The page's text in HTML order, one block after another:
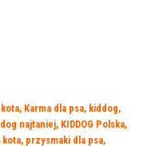
, Karma dla psa, kiddog,
najtaniej, KIDDOG Polska,
kota, przysmaki dla psa,